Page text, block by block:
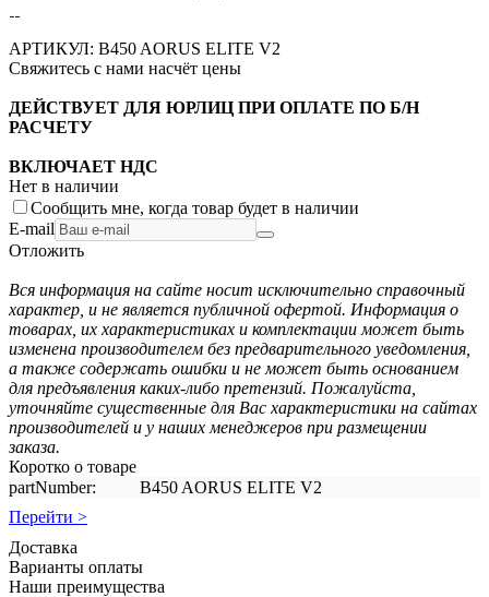
АРТИКУЛ: B450 AORUS ELITE V2
Свяжитесь с нами насчёт цены
ДЕЙСТВУЕТ ДЛЯ ЮРЛИЦ ПРИ ОПЛАТЕ ПО Б/Н
РАСЧЕТУ
ВКЛЮЧАЕТ НДС
Нет в наличии
Сообщить мне, когда товар будет в наличии
E-mail
Отложить
Вся информация на сайте носит исключительно справочный
характер, и не является публичной офертой. Информация о
товарах, их характеристиках и комплектации может быть
изменена производителем без предварительного уведомления,
а также содержать ошибки и не может быть основанием
для предъявления каких-либо претензий. Пожалуйста,
уточняйте существенные для Вас характеристики на сайтах
производителей и у наших менеджеров при размещении
заказа.
Коротко о товаре
partNumber:
B450 AORUS ELITE V2
Перейти >
Доставка
Варианты оплаты
Наши преимущества